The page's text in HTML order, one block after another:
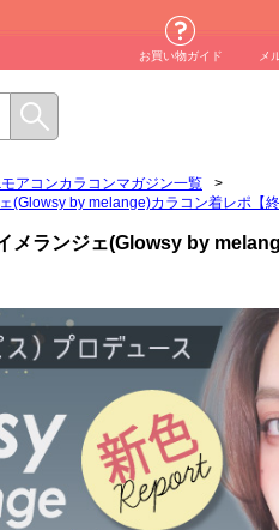
お買い物ガイド メ
アコンカラコンマガジン一覧
>
(Glowsy by melange)カラコン着レポ【
メランジェ(Glowsy by